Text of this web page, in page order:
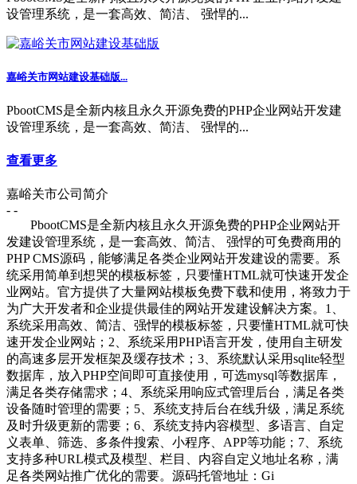
设管理系统，是一套高效、简洁、 强悍的...
嘉峪关市网站建设基础版...
PbootCMS是全新内核且永久开源免费的PHP企业网站开发建
设管理系统，是一套高效、简洁、 强悍的...
查看更多
嘉峪关市公司简介
- -
PbootCMS是全新内核且永久开源免费的PHP企业网站开
发建设管理系统，是一套高效、简洁、 强悍的可免费商用的
PHP CMS源码，能够满足各类企业网站开发建设的需要。系
统采用简单到想哭的模板标签，只要懂HTML就可快速开发企
业网站。官方提供了大量网站模板免费下载和使用，将致力于
为广大开发者和企业提供最佳的网站开发建设解决方案。1、
系统采用高效、简洁、强悍的模板标签，只要懂HTML就可快
速开发企业网站；2、系统采用PHP语言开发，使用自主研发
的高速多层开发框架及缓存技术；3、系统默认采用sqlite轻型
数据库，放入PHP空间即可直接使用，可选mysql等数据库，
满足各类存储需求；4、系统采用响应式管理后台，满足各类
设备随时管理的需要；5、系统支持后台在线升级，满足系统
及时升级更新的需要；6、系统支持内容模型、多语言、自定
义表单、筛选、多条件搜索、小程序、APP等功能；7、系统
支持多种URL模式及模型、栏目、内容自定义地址名称，满
足各类网站推广优化的需要。源码托管地址：Gi